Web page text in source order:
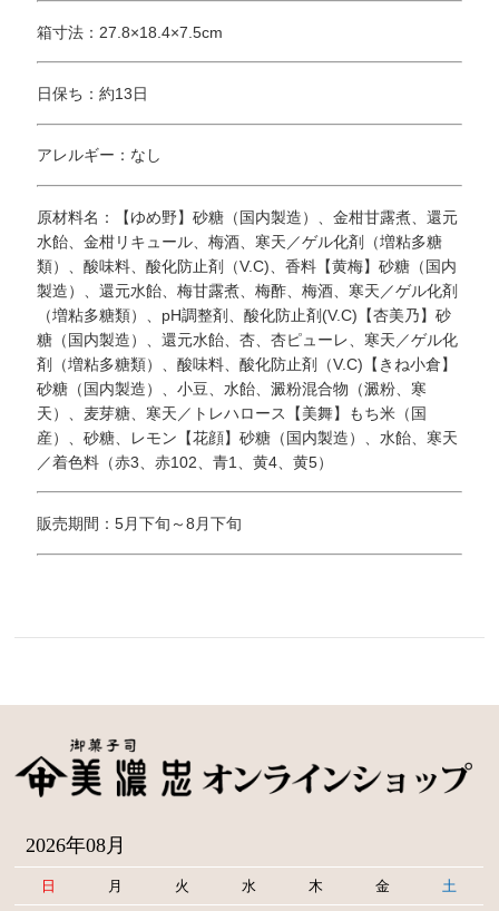
箱寸法：27.8×18.4×7.5cm
日保ち：約13日
アレルギー：なし
原材料名：【ゆめ野】砂糖（国内製造）、金柑甘露煮、還元
水飴、金柑リキュール、梅酒、寒天／ゲル化剤（増粘多糖
類）、酸味料、酸化防止剤（V.C)、香料【黄梅】砂糖（国内
製造）、還元水飴、梅甘露煮、梅酢、梅酒、寒天／ゲル化剤
（増粘多糖類）、pH調整剤、酸化防止剤(V.C)【杏美乃】砂
糖（国内製造）、還元水飴、杏、杏ピューレ、寒天／ゲル化
剤（増粘多糖類）、酸味料、酸化防止剤（V.C)【きね小倉】
砂糖（国内製造）、小豆、水飴、澱粉混合物（澱粉、寒
天）、麦芽糖、寒天／トレハロース【美舞】もち米（国
産）、砂糖、レモン【花顔】砂糖（国内製造）、水飴、寒天
／着色料（赤3、赤102、青1、黄4、黄5）
販売期間：5月下旬～8月下旬
2026年08月
日 月 火 水 木 金 土